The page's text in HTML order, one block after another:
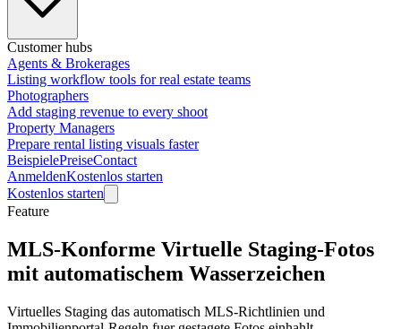
Customer hubs
Agents & Brokerages
Listing workflow tools for real estate teams
Photographers
Add staging revenue to every shoot
Property Managers
Prepare rental listing visuals faster
BeispielePreiseContact
AnmeldenKostenlos starten
Kostenlos starten
Feature
MLS-Konforme Virtuelle Staging-Fotos
mit automatischem Wasserzeichen
Virtuelles Staging das automatisch MLS-Richtlinien und